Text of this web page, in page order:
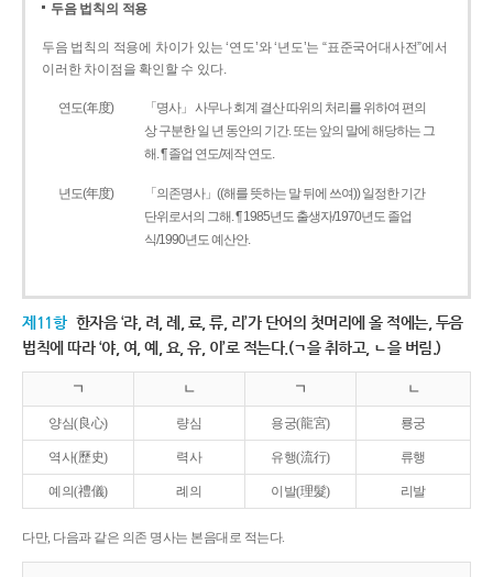
두음 법칙의 적용
두음 법칙의 적용에 차이가 있는 ‘연도’와 ‘년도’는 “표준국어대사전”에서
이러한 차이점을 확인할 수 있다.
연도(年度)
「명사」 사무나 회계 결산 따위의 처리를 위하여 편의
상 구분한 일 년 동안의 기간. 또는 앞의 말에 해당하는 그
해. ¶ 졸업 연도/제작 연도.
년도(年度)
「의존명사」((해를 뜻하는 말 뒤에 쓰여)) 일정한 기간
단위로서의 그해. ¶ 1985년도 출생자/1970년도 졸업
식/1990년도 예산안.
제11항 한자음 ‘랴, 려, 례, 료, 류, 리’가 단어의 첫머리에 올 적에는, 두음
법칙에 따라 ‘야, 여, 예, 요, 유, 이’로 적는다.(ㄱ을 취하고, ㄴ을 버림.)
ㄱ ㄴ ㄱ ㄴ
양심(良心) 량심 용궁(龍宮) 룡궁
역사(歷史) 력사 유행(流行) 류행
예의(禮儀) 례의 이발(理髮) 리발
다만, 다음과 같은 의존 명사는 본음대로 적는다.